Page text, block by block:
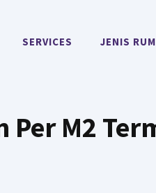
SERVICES JENIS
M2